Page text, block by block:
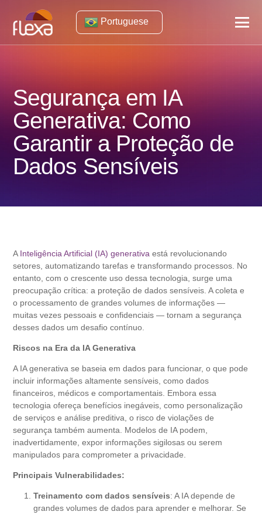
Portuguese
Segurança em IA
Generativa: Como
Garantir a Proteção de
Dados Sensíveis
A Inteligência Artificial (IA) generativa está revolucionando
setores, automatizando tarefas e transformando processos. No
entanto, com o crescente uso dessa tecnologia, surge uma
preocupação crítica: a proteção de dados sensíveis. A coleta e
o processamento de grandes volumes de informações —
muitas vezes pessoais e confidenciais — tornam a segurança
desses dados um desafio contínuo.
Riscos na Era da IA Generativa
A IA generativa se baseia em dados para funcionar, o que pode
incluir informações altamente sensíveis, como dados
financeiros, médicos e comportamentais. Embora essa
tecnologia ofereça benefícios inegáveis, como personalização
de serviços e análise preditiva, o risco de violações de
segurança também aumenta. Modelos de IA podem,
inadvertidamente, expor informações sigilosas ou serem
manipulados para comprometer a privacidade.
Principais Vulnerabilidades:
Treinamento com dados sensíveis: A IA depende de
grandes volumes de dados para aprender e melhorar. Se